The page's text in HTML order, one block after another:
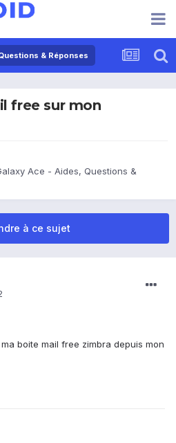
& Réponses
free sur mon
Ace - Aides, Questions &
à ce sujet
boite mail free zimbra depuis mon